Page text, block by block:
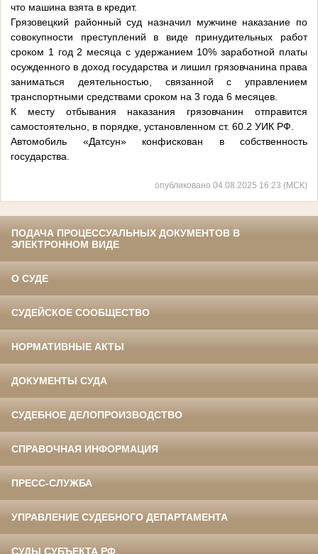
что машина взята в кредит.
Грязовецкий районный суд назначил мужчине наказание по
совокупности преступлений в виде принудительных работ
сроком 1 год 2 месяца с удержанием 10% заработной платы
осужденного в доход государства и лишил грязовчанина права
заниматься деятельностью, связанной с управлением
транспортными средствами сроком на 3 года 6 месяцев.
К месту отбывания наказания грязовчанин отправится
самостоятельно, в порядке, установленном ст. 60.2 УИК РФ.
Автомобиль «Датсун» конфискован в собственность
государства.
опубликовано 04.08.2025 16:23 (МСК)
ПОДАЧА ПРОЦЕССУАЛЬНЫХ ДОКУМЕНТОВ В
ЭЛЕКТРОННОМ ВИДЕ
О СУДЕ
СУДЕЙСКОЕ СООБЩЕСТВО
НОРМАТИВНЫЕ АКТЫ
ДОКУМЕНТЫ СУДА
СУДЕБНОЕ ДЕЛОПРОИЗВОДСТВО
СПРАВОЧНАЯ ИНФОРМАЦИЯ
ПРЕСС-СЛУЖБА
УПРАВЛЕНИЕ СУДЕБНОГО ДЕПАРТАМЕНТА
СУДЫ СУБЪЕКТА РФ